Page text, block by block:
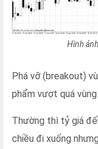
Hình
Phá vỡ (breakout)
phẩm vượt quá
Thường thì tỷ giá
chiều đi xuống